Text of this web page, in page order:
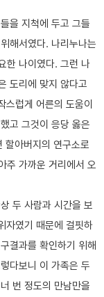
을 지척에 두고 그들
해서였다. 나리누나는
한 나이였다. 그런 나
도리에 맞지 않다고
럽게 어른의 도움이
고 그것이 응당 옳은
할아버지의 연구소로
주 가까운 거리에서 오
두 사람과 시간을 보
자였기 때문에 걸핏하
결과를 확인하기 위해
다보니 이 가족은 두
번 정도의 만남만을